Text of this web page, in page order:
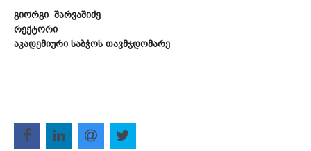
გიორგი შარვაშიძე
რექტორი
აკადემიური საბჭოს თავმჯდომარე